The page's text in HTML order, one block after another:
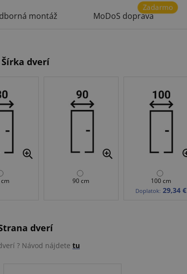
montáž
Zadarmo
MoDoS doprava
Šírka dverí
90 cm 100 cm
Doplatok: 29,34 €
dverí
? Návod nájdete tu